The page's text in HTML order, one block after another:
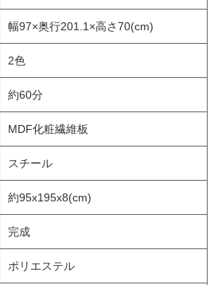
幅97×奥行201.1×高さ70(cm)
2色
約60分
MDF化粧繊維板
スチール
約95x195x8(cm)
完成
ポリエステル